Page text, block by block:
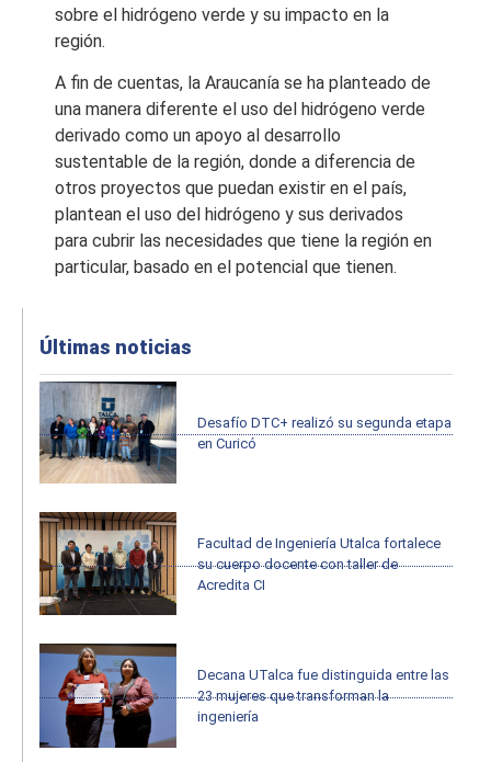
sobre el hidrógeno verde y su impacto en la
región.
A fin de cuentas, la Araucanía se ha planteado de
una manera diferente el uso del hidrógeno verde
derivado como un apoyo al desarrollo
sustentable de la región, donde a diferencia de
otros proyectos que puedan existir en el país,
plantean el uso del hidrógeno y sus derivados
para cubrir las necesidades que tiene la región en
particular, basado en el potencial que tienen.
Últimas noticias
Desafío DTC+ realizó su segunda etapa
en Curicó
Facultad de Ingeniería Utalca fortalece
su cuerpo docente con taller de
Acredita CI
Decana UTalca fue distinguida entre las
23 mujeres que transforman la
ingeniería